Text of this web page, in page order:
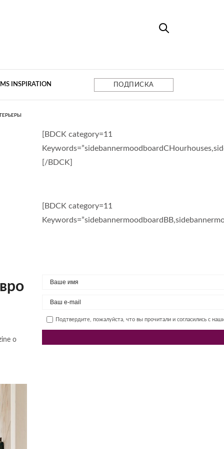
INSPIRATION ПОДПИСКА
о
[BDCK category=11
[/BDCK]
[BDCK category=11
Подтвердите, пожалуйста, что вы прочитали и согласились с